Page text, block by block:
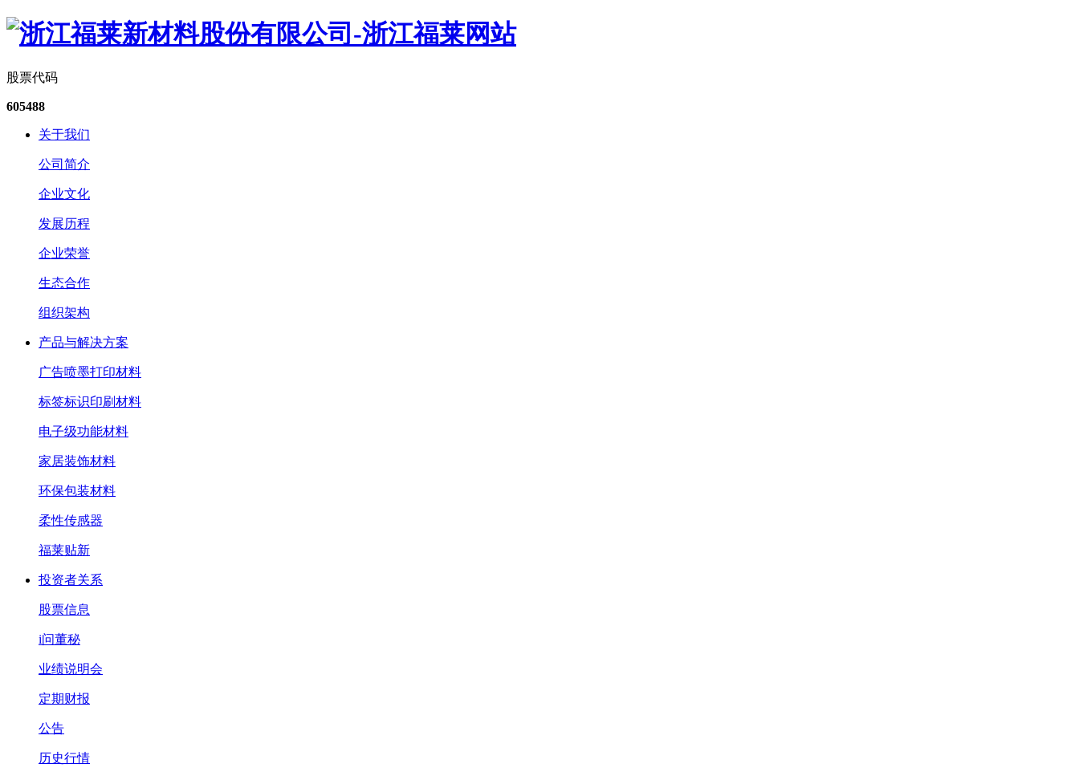
股票代码
605488
关于我们
公司简介
企业文化
发展历程
企业荣誉
生态合作
组织架构
产品与解决方案
广告喷墨打印材料
标签标识印刷材料
电子级功能材料
家居装饰材料
环保包装材料
柔性传感器
福莱贴新
投资者关系
股票信息
i问董秘
业绩说明会
定期财报
公告
历史行情